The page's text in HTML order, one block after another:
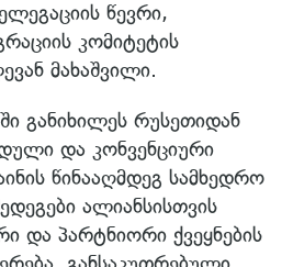
წევრი,
კომიტეტის
მახაშვილი.
განიხილეს რუსეთიდან
და კონვენციური
წინააღმდეგ სამხედრო
ალიანსისთვის
და პარტნიორი ქვეყნების